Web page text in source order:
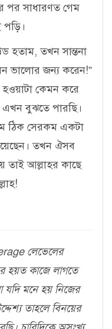
পর সাধারণত গেম
হতাম, তখন সান্তনা
ভালোর জন্য করেন!”
হওয়াটা কেমন করে
বুঝতে পারছি।
ঠিক সেরকম একটা
তখন ঐসব
তাই আল্লাহর কাছে
লেভেলের
হয়ত কাজে লাগতে
যদি মনে হয় নিজের
তাহলে বিনয়ের